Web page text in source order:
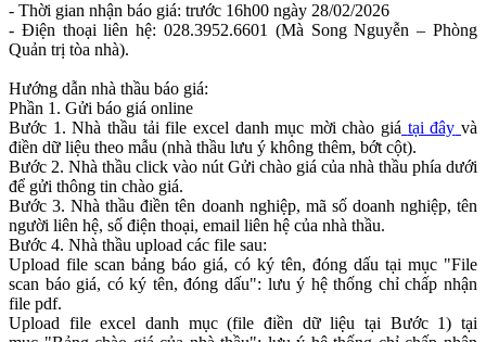
- Thời gian nhận báo giá: trước 16h00 ngày 28/02/2026
- Điện thoại liên hệ: 028.3952.6601 (Mà Song Nguyễn – Phòng
Quản trị tòa nhà).
Hướng dẫn nhà thầu báo giá:
Phần 1. Gửi báo giá online
Bước 1. Nhà thầu tải file excel danh mục mời chào giá tại đây và
điền dữ liệu theo mẫu (nhà thầu lưu ý không thêm, bớt cột).
Bước 2. Nhà thầu click vào nút Gửi chào giá của nhà thầu phía dưới
để gửi thông tin chào giá.
Bước 3. Nhà thầu điền tên doanh nghiệp, mã số doanh nghiệp, tên
người liên hệ, số điện thoại, email liên hệ của nhà thầu.
Bước 4. Nhà thầu upload các file sau:
Upload file scan bảng báo giá, có ký tên, đóng dấu tại mục "File
scan báo giá, có ký tên, đóng dấu": lưu ý hệ thống chỉ chấp nhận
file pdf.
Upload file excel danh mục (file điền dữ liệu tại Bước 1) tại